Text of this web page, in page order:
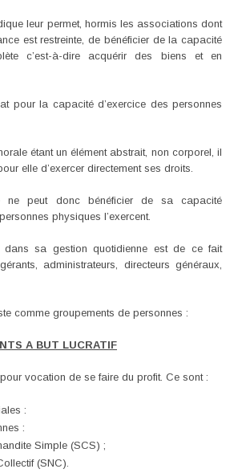
leur permet, hormis les associations dont
est restreinte, de bénéficier de la capacité
c’est-à-dire acquérir des biens et en
pour la capacité d’exercice des personnes
étant un élément abstrait, non corporel, il
elle d’exercer directement ses droits.
ne peut donc bénéficier de sa capacité
physiques l’exercent.
dans sa gestion quotidienne est de ce fait
administrateurs, directeurs généraux,
comme groupements de personnes :
A BUT LUCRATIF
vocation de se faire du profit. Ce sont :
:
:
Simple (SCS) ;
(SNC).